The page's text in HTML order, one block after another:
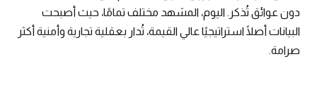
دون عوائق تُذكر. اليوم، المشهد مختلف تمامًا، حيث أصبحت
البيانات أصلًا استراتيجيًا عالي القيمة، تُدار بعقلية تجارية وأمنية أكثر
صرامة.